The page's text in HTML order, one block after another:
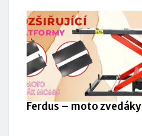
Ferdus – moto zvedáky